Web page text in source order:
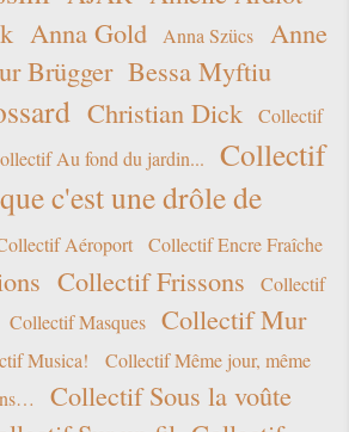
Anna Gold Anna Szücs
Anne
Brügger Bessa Myftiu
Christian Dick
Collectif
Au fond du jardin...
Collectif
c'est une drôle de
Aéroport Collectif Encre Fraîche
Collectif Frissons
Collectif
Collectif Masques
Collectif Mur
Musica!
Collectif Même jour, même
Collectif Sous la voûte